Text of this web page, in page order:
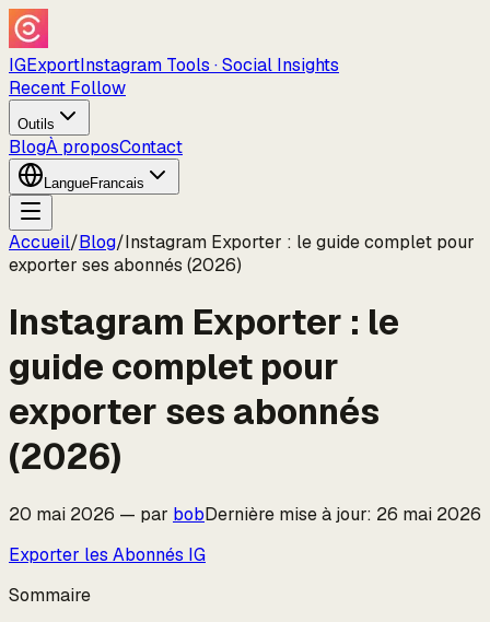
IGExportInstagram Tools · Social Insights
Recent Follow
Outils
BlogÀ proposContact
LangueFrancais
Accueil/Blog/Instagram Exporter : le guide complet pour
exporter ses abonnés (2026)
Instagram Exporter : le
guide complet pour
exporter ses abonnés
(2026)
20 mai 2026 — par bobDernière mise à jour: 26 mai 2026
Exporter les Abonnés IG
Sommaire